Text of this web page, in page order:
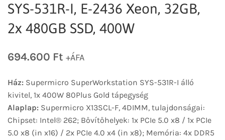
SYS-531R-I, E-2436 Xeon, 32GB,
2x 480GB SSD, 400W
694.600 Ft +ÁFA
Ház: Supermicro SuperWorkstation SYS-531R-I álló
kivitel, 1x 400W 80Plus Gold tápegység
Alaplap: Supermicro X13SCL-F, 4DIMM, tulajdonságai:
Chipset: Intel® 262; Bővítőhelyek: 1x PCIe 5.0 x8 / 1x PCIe
5.0 x8 (in x16) / 2x PCIe 4.0 x4 (in x8); Memória: 4x DDR5